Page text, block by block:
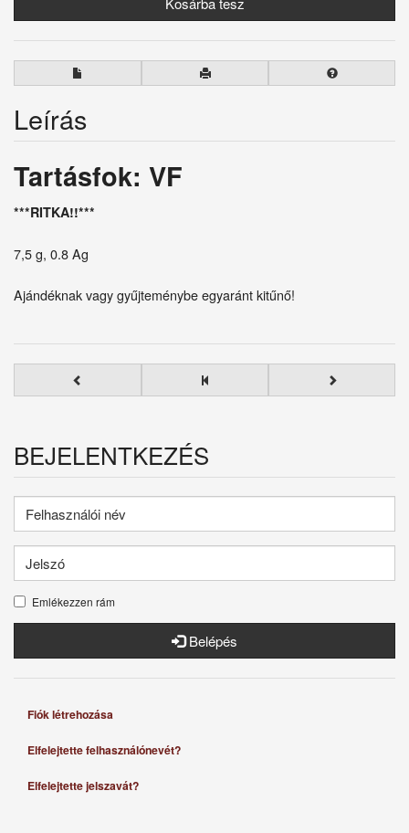
Leírás
Tartásfok: VF
***RITKA!!***
7,5 g, 0.8 Ag
Ajándéknak vagy gyűjteménybe egyaránt kitűnő!
BEJELENTKEZÉS
Emlékezzen rám
Belépés
Fiók létrehozása
Elfelejtette felhasználónevét?
Elfelejtette jelszavát?